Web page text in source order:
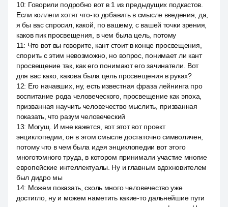
10: Говорили подробно вот в 1 из предыдущих подкастов.
Если коллеги хотят что-то добавить в смысле введения, да,
я бы вас спросил, какой, по вашему, с вашей точки зрения,
каков пик просвещения, в чем была цель, потому
11: Что вот вы говорите, кант стоит в конце просвещения,
спорить с этим невозможно, но вопрос, понимает ли кант
просвещение так, как его понимают его зачинатели. Вот
для вас како, какова была цель просвещения в руках?
12: Его начавших, ну, есть известная фраза лейнинга про
воспитание рода человеческого, просвещение как эпоха,
призванная научить человечество мыслить, призванная
показать, что разум человеческий
13: Могущ. И мне кажется, вот этот вот проект
энциклопедии, он в этом смысле достаточно символичен,
потому что в чем была идея энциклопедии вот этого
многотомного труда, в котором принимали участие многие
европейские интеллектуалы. Ну и главным вдохновителем
был дидро мы
14: Можем показать, сколь много человечество уже
достигло, ну и можем наметить какие-то дальнейшие пути